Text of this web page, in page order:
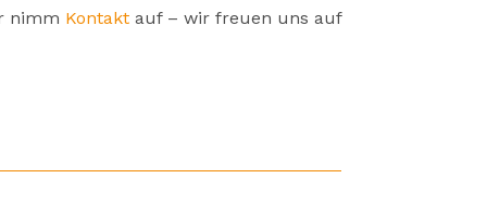
nimm Kontaktauf – wir freuen uns auf